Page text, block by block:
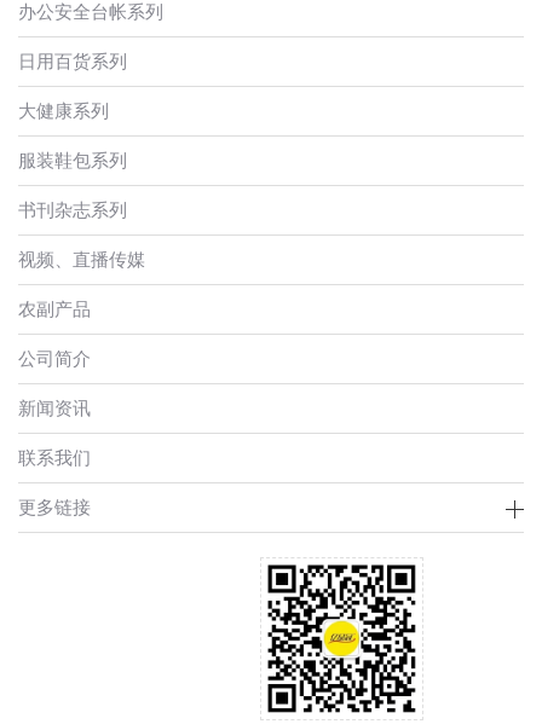
办公安全台帐系列
日用百货系列
大健康系列
服装鞋包系列
书刊杂志系列
视频、直播传媒
农副产品
公司简介
新闻资讯
联系我们
更多链接